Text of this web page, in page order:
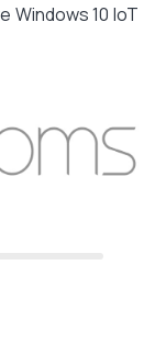
Windows 10 IoT